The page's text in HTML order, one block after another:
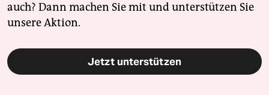
auch? Dann machen Sie mit und unterstützen Sie
unsere Aktion.
Jetzt unterstützen